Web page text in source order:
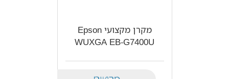
מקרן מקצועי Epson
WUXGA EB-G7400U